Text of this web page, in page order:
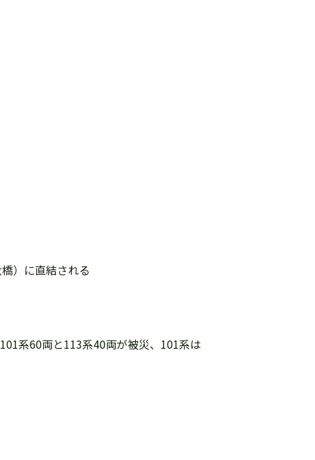
）に直結される
系60両と113系40両が被災、101系は